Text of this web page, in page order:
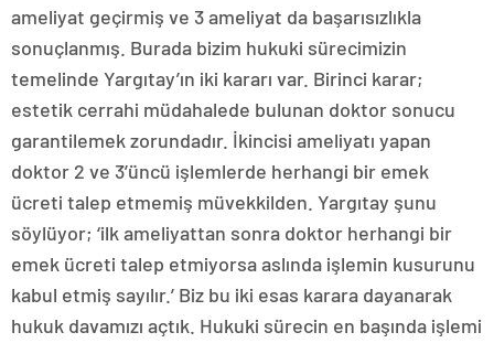
ameliyat geçirmiş ve 3 ameliyat da başarısızlıkla
sonuçlanmış. Burada bizim hukuki sürecimizin
temelinde Yargıtay’ın iki kararı var. Birinci karar;
estetik cerrahi müdahalede bulunan doktor sonucu
garantilemek zorundadır. İkincisi ameliyatı yapan
doktor 2 ve 3’üncü işlemlerde herhangi bir emek
ücreti talep etmemiş müvekkilden. Yargıtay şunu
söylüyor; ‘ilk ameliyattan sonra doktor herhangi bir
emek ücreti talep etmiyorsa aslında işlemin kusurunu
kabul etmiş sayılır.’ Biz bu iki esas karara dayanarak
hukuk davamızı açtık. Hukuki sürecin en başında işlemi